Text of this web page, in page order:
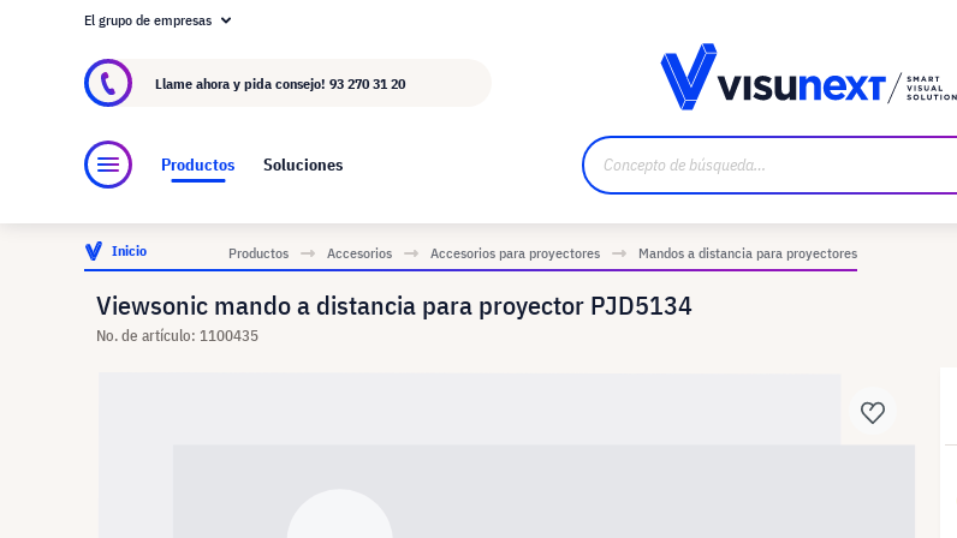
Acerca de visunext.es
El grupo de empresas
Llame ahora y pida consejo! 93 270 31 20
Productos Soluciones
Inicio Productos Accesorios Accesorios para proyectores Mandos a distancia para proyectores
Viewsonic mando a distancia para proyector PJD5134
No. de artículo: 1100435